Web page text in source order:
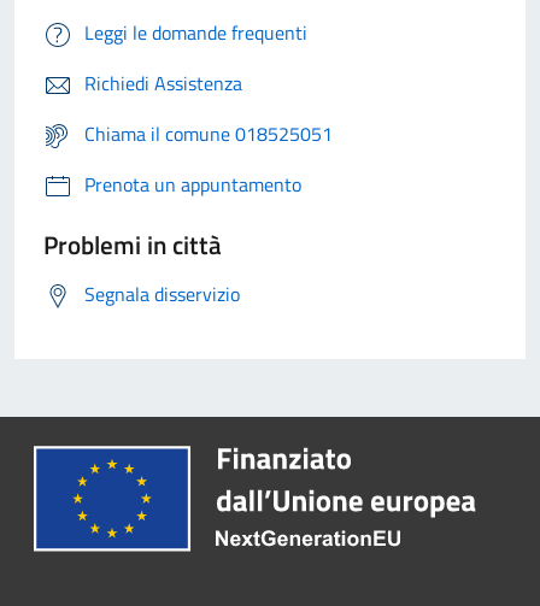
Leggi le domande frequenti
Richiedi Assistenza
Chiama il comune 018525051
Prenota un appuntamento
Problemi in città
Segnala disservizio